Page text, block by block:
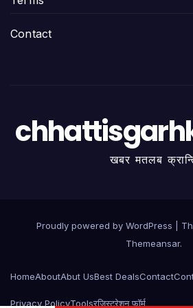
Contact
खबर मतलब
Proudly powered by WordPress
Themeansar.
HomeAboutAbut UsBest DealsContact
Privacy PolicyToolsरजिस्ट्रेशन फॉर्म